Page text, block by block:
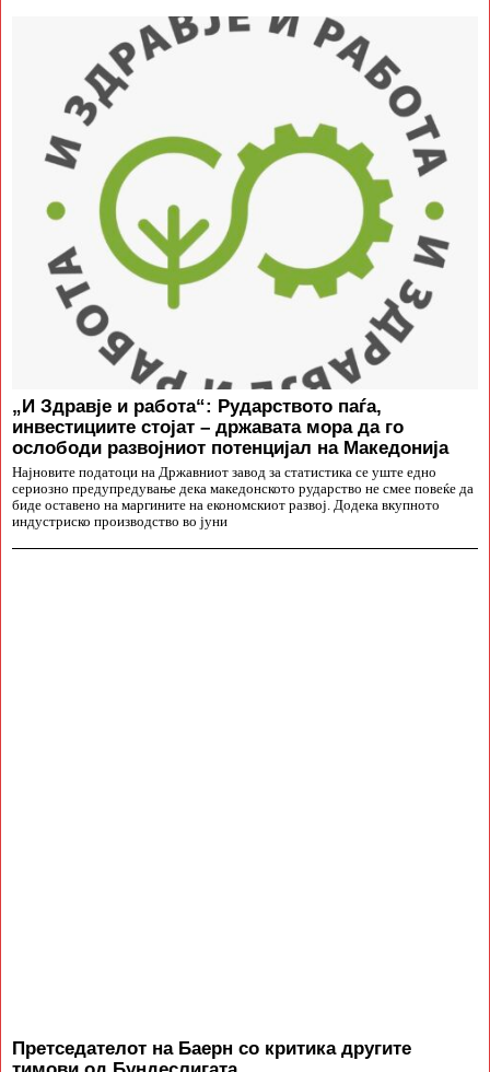
„И Здравје и работа“: Рударството паѓа,
инвестициите стојат – државата мора да го
ослободи развојниот потенцијал на Македонија
Најновите податоци на Државниот завод за статистика се уште едно
сериозно предупредување дека македонското рударство не смее повеќе да
биде оставено на маргините на економскиот развој. Додека вкупното
индустриско производство во јуни
Претседателот на Баерн со критика другите